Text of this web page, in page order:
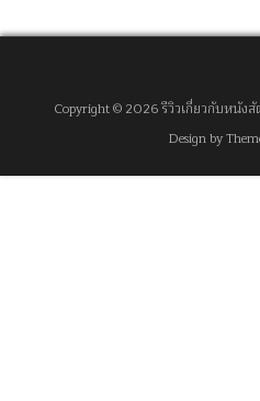
Copyright © 2026 รีวิวเกี่ยวกับหนั
Design by